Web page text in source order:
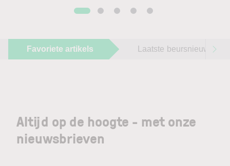
Favoriete artikels Laatste beursnieuws
Altijd op de hoogte - met onze
nieuwsbrieven